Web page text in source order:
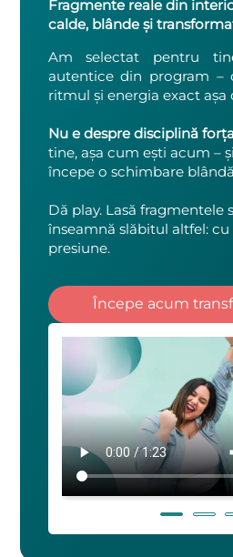
Fragmente reale din
calde, blânde și
Am selectat pentru
autentice din program –
ritmul și energia exact așa
Nu e despre disciplină
tine, așa cum ești acum –
începe o schimbare
Dă play. Lasă fragmentele
înseamnă slăbitul altfel:
presiune.
Începe acum